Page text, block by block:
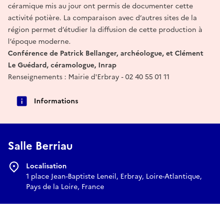
céramique mis au jour ont permis de documenter cette
activité potière. La comparaison avec d’autres sites de la
région permet d’étudier la diffusion de cette production à
l’époque moderne.
Conférence de Patrick Bellanger, archéologue, et Clément
Le Guédard, céramologue, Inrap
Renseignements : Mairie d'Erbray - 02 40 55 01 11
Informations
Salle Berriau
Localisation
1 place Jean-Baptiste Leneil, Erbray, Loire-Atlantique,
Pays de la Loire, France